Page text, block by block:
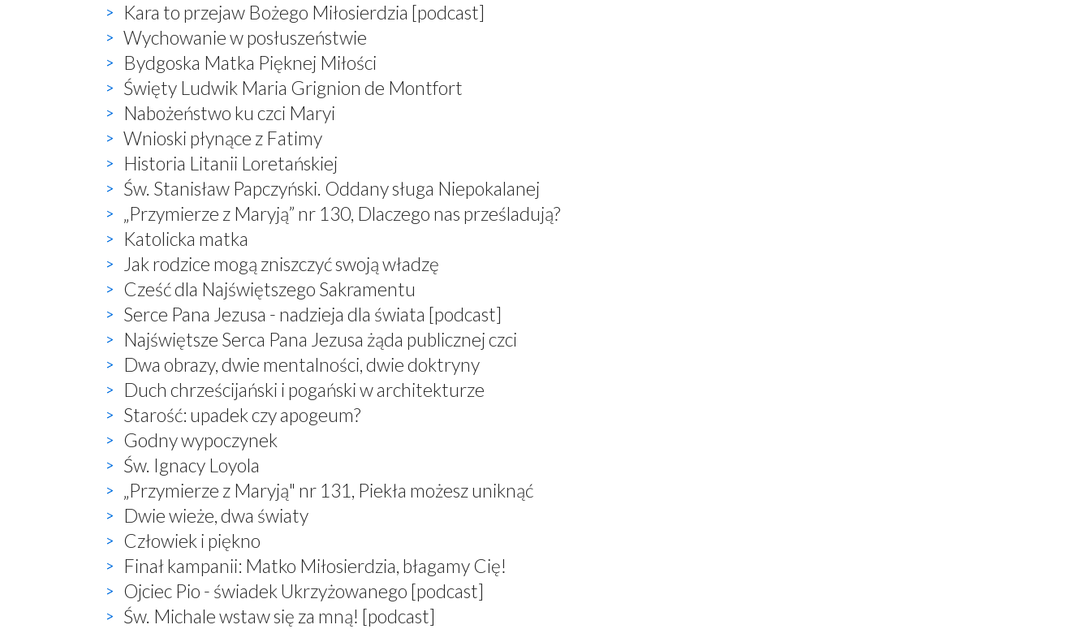
Kara to przejaw Bożego Miłosierdzia [podcast]
Wychowanie w posłuszeństwie
Bydgoska Matka Pięknej Miłości
Święty Ludwik Maria Grignion de Montfort
Nabożeństwo ku czci Maryi
Wnioski płynące z Fatimy
Historia Litanii Loretańskiej
Św. Stanisław Papczyński. Oddany sługa Niepokalanej
„Przymierze z Maryją” nr 130, Dlaczego nas prześladują?
Katolicka matka
Jak rodzice mogą zniszczyć swoją władzę
Cześć dla Najświętszego Sakramentu
Serce Pana Jezusa - nadzieja dla świata [podcast]
Najświętsze Serca Pana Jezusa żąda publicznej czci
Dwa obrazy, dwie mentalności, dwie doktryny
Duch chrześcijański i pogański w architekturze
Starość: upadek czy apogeum?
Godny wypoczynek
Św. Ignacy Loyola
„Przymierze z Maryją" nr 131, Piekła możesz uniknąć
Dwie wieże, dwa światy
Człowiek i piękno
Finał kampanii: Matko Miłosierdzia, błagamy Cię!
Ojciec Pio - świadek Ukrzyżowanego [podcast]
Św. Michale wstaw się za mną! [podcast]